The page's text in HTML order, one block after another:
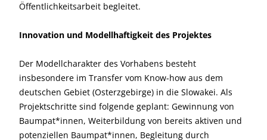
Öffentlichkeitsarbeit begleitet.
Innovation und Modellhaftigkeit des Projektes
Der Modellcharakter des Vorhabens besteht
insbesondere im Transfer vom Know-how aus dem
deutschen Gebiet (Osterzgebirge) in die Slowakei. Als
Projektschritte sind folgende geplant: Gewinnung von
Baumpat*innen, Weiterbildung von bereits aktiven und
potenziellen Baumpat*innen, Begleitung durch